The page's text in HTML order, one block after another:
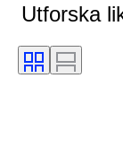
Utforska